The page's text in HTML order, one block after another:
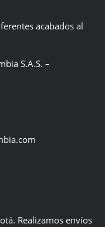
acabados al
S.A.S. –
Realizamos envíos